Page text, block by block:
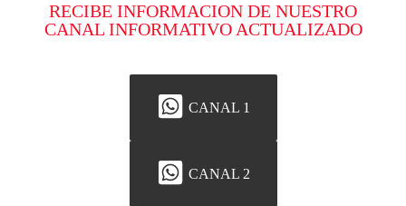
RECIBE INFORMACION DE NUESTRO
CANAL INFORMATIVO ACTUALIZADO
CANAL 1
CANAL 2